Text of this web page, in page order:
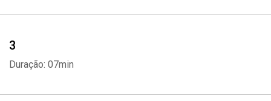
3
Duração: 07min